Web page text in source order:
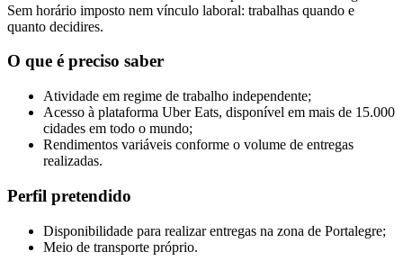
Sem horário imposto nem vínculo laboral: trabalhas quando e
quanto decidires.
O que é preciso saber
Atividade em regime de trabalho independente;
Acesso à plataforma Uber Eats, disponível em mais de 15.000
cidades em todo o mundo;
Rendimentos variáveis conforme o volume de entregas
realizadas.
Perfil pretendido
Disponibilidade para realizar entregas na zona de Portalegre;
Meio de transporte próprio.